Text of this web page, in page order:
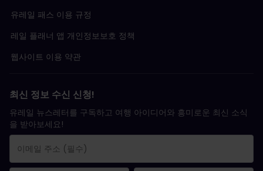
유레일 패스 이용 규정
레일 플래너 앱 개인정보보호 정책
웹사이트 이용 약관
최신 정보 수신 신청!
유레일 뉴스레터를 구독하고 여행 아이디어와 흥미로운 최신 소식
을 받아보세요!